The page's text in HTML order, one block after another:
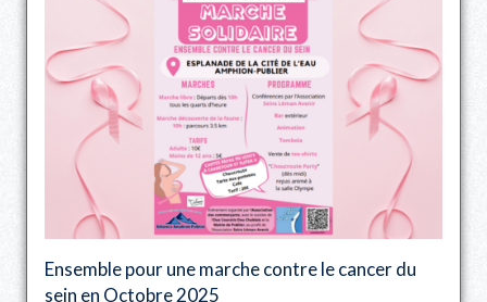
Ensemble pour une marche contre le cancer du
sein en Octobre 2025